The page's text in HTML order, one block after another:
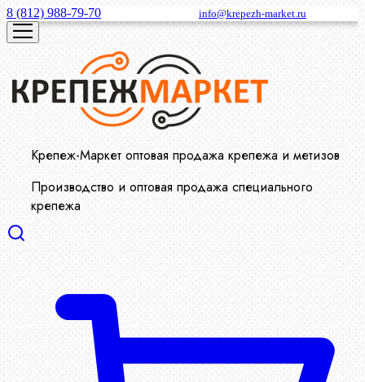
8 (812) 988-79-70 info@krepezh-market.ru
Крепеж-Маркет оптовая продажа крепежа и метизов
Производство и оптовая продажа специального
крепежа